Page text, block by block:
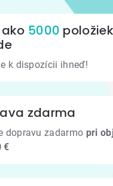
5000
k dispozícii ihneď!
zdarma
dopravu zadarmo pri
€